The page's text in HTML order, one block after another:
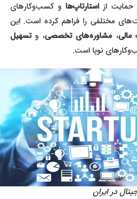
از استارتاپ‌هاو کسب‌وکارهای
مختلفی را فراهم کرده است. این
،مشاوره‌های تخصصی، و تسهیل
نوپا است.
در ایران